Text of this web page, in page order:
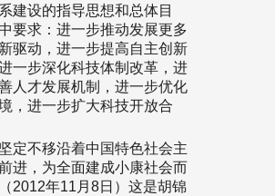
建设的指导思想和总体目
要求：进一步推动发展更多
驱动，进一步提高自主创新
一步深化科技体制改革，进
人才发展机制，进一步优化
，进一步扩大科技开放合
坚定不移沿着中国特色社会主
进，为全面建成小康社会而
2012年11月8日）这是胡锦